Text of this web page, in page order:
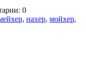
0
, нахер, мойхер,